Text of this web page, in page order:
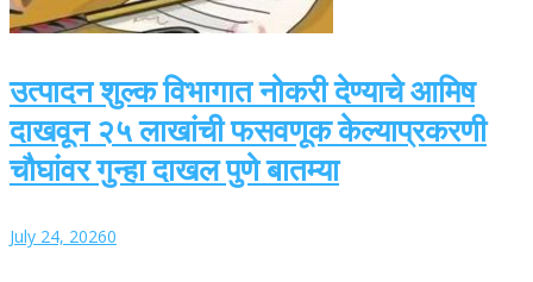
उत्पादन शुल्क विभागात नोकरी देण्याचे आमिष
दाखवून २५ लाखांची फसवणूक केल्याप्रकरणी
चौघांवर गुन्हा दाखल पुणे बातम्या
July 24, 20260